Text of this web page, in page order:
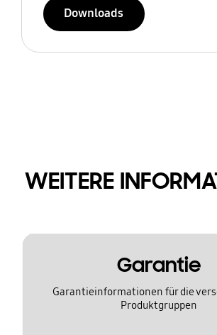
Downloads
WEITERE
Garantie
Garantieinformationen für die
Produktgruppen